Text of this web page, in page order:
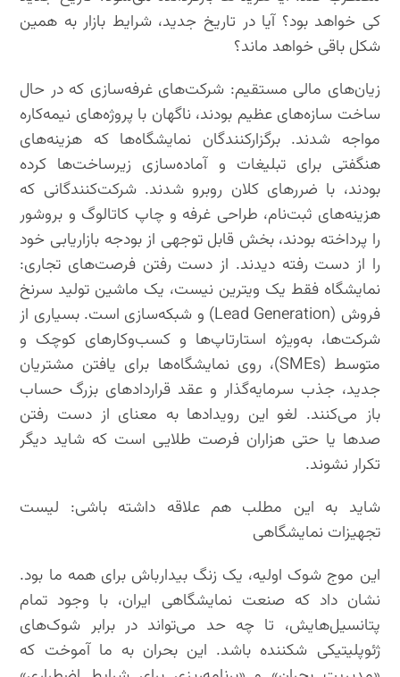
کی خواهد بود؟ آیا در تاریخ جدید، شرایط بازار به همین
شکل باقی خواهد ماند؟
زیان‌های مالی مستقیم: شرکت‌های غرفه‌سازی که در حال
ساخت سازه‌های عظیم بودند، ناگهان با پروژه‌های نیمه‌کاره
مواجه شدند. برگزارکنندگان نمایشگاه‌ها که هزینه‌های
هنگفتی برای تبلیغات و آماده‌سازی زیرساخت‌ها کرده
بودند، با ضررهای کلان روبرو شدند. شرکت‌کنندگانی که
هزینه‌های ثبت‌نام، طراحی غرفه و چاپ کاتالوگ و بروشور
را پرداخته بودند، بخش قابل توجهی از بودجه بازاریابی خود
را از دست رفته دیدند. از دست رفتن فرصت‌های تجاری:
نمایشگاه فقط یک ویترین نیست، یک ماشین تولید سرنخ
فروش (Lead Generation) و شبکه‌سازی است. بسیاری از
شرکت‌ها، به‌ویژه استارتاپ‌ها و کسب‌وکارهای کوچک و
متوسط (SMEs)، روی نمایشگاه‌ها برای یافتن مشتریان
جدید، جذب سرمایه‌گذار و عقد قراردادهای بزرگ حساب
باز می‌کنند. لغو این رویدادها به معنای از دست رفتن
صدها یا حتی هزاران فرصت طلایی است که شاید دیگر
تکرار نشوند.
شاید به این مطلب هم علاقه داشته باشی: لیست
تجهیزات نمایشگاهی
این موج شوک اولیه، یک زنگ بیدارباش برای همه ما بود.
نشان داد که صنعت نمایشگاهی ایران، با وجود تمام
پتانسیل‌هایش، تا چه حد می‌تواند در برابر شوک‌های
ژئوپلیتیکی شکننده باشد. این بحران به ما آموخت که